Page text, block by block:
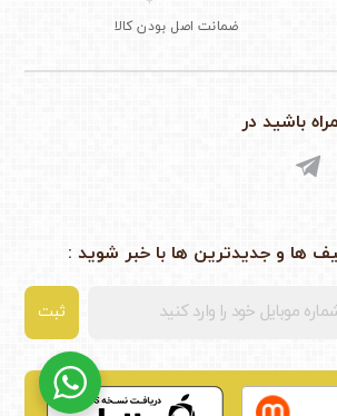
ضمانت اصل بودن کالا
ها و جدیدترین ها با خبر شوید :
ثبت
باشید در